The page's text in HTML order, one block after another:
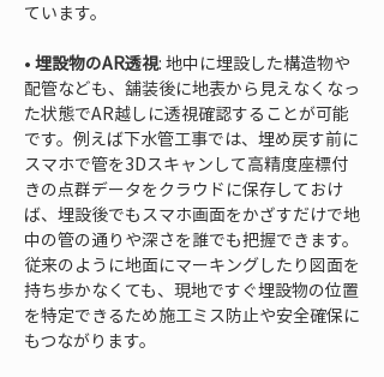
• 埋設物のAR透視: 地中に埋設した構造物や
配管なども、舗装後に地表から見えなくなっ
た状態でAR越しに透視確認することが可能
です。例えば下水管工事では、埋め戻す前に
スマホで管を3Dスキャンして高精度座標付
きの点群データをクラウドに保存しておけ
ば、埋設後でもスマホ画面をかざすだけで地
中の管の通りや深さを誰でも把握できます。
従来のように地面にマーキングしたり図面を
持ち歩かなくても、現地ですぐ埋設物の位置
を特定できるため施工ミス防止や安全確保に